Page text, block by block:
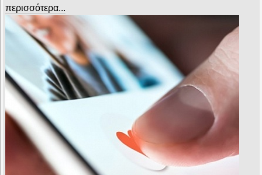
περισσότερα...